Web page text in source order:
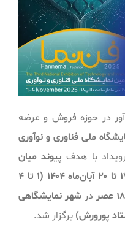
در حوزه فروش و عرضه
ملی فناوری و نوآوری
با هدف پیوند میان
۱۷ تا ۲۰ آبان‌ماه ۱۴۰۴ (۱ تا ۴
در شهر نمایشگاهی
پورورش) برگزار شد.